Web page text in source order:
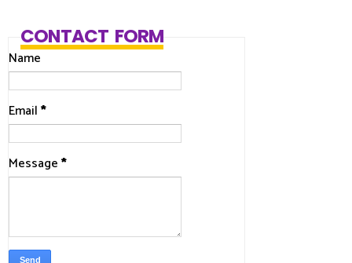
CONTACT FORM
Name
Email*
Message*